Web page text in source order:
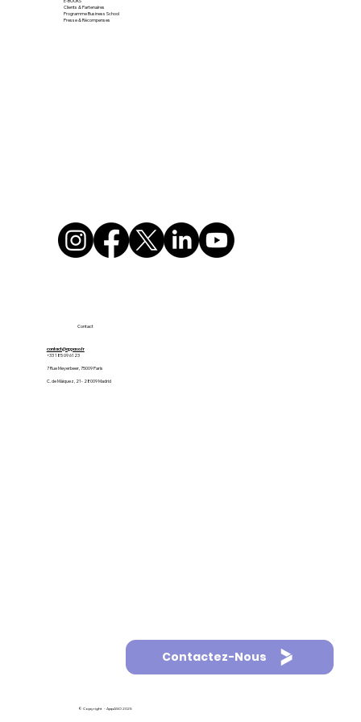
Clients & Partenaires
Programme Business School
Presse & Récompenses
Contact
contact@appaso.fr
+33 1 85 09 61 23
7 Rue Meyerbeer, 75009 Paris
C. de Máiquez, 21 - 28009 Madrid
Contactez-Nous
© Copyright - AppASO 2025